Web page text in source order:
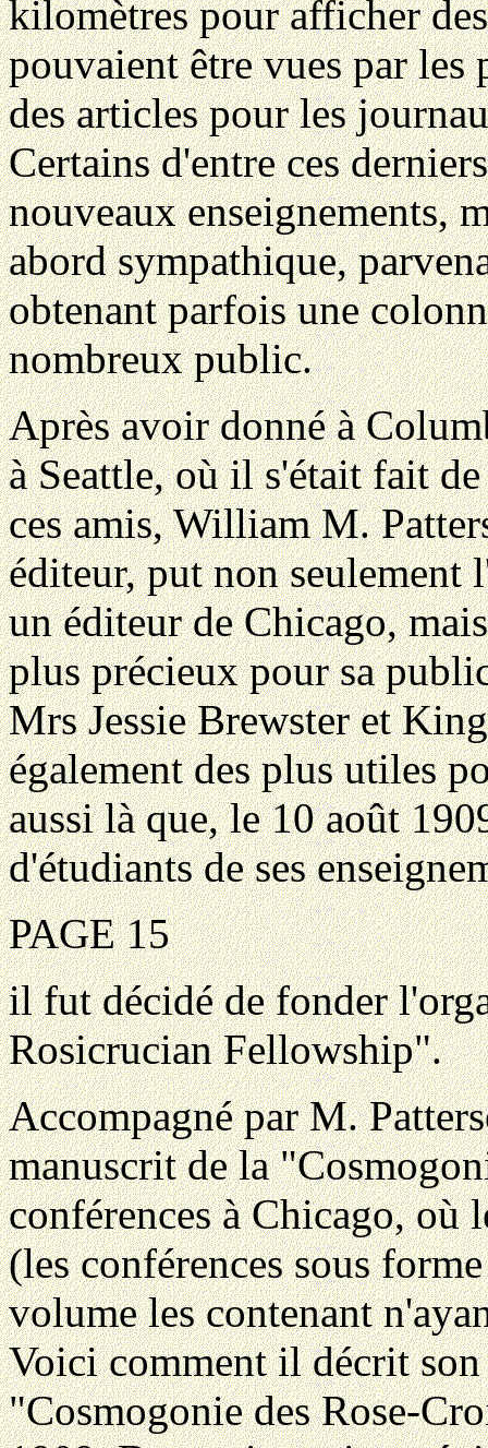
kilomètres pour afficher
pouvaient être vues par
des articles pour les
Certains d'entre ces
nouveaux enseignements,
abord sympathique,
obtenant parfois une
nombreux public.
Après avoir donné à
à Seattle, où il s'était fait
ces amis, William M.
éditeur, put non seulement
un éditeur de Chicago,
plus précieux pour sa
Mrs Jessie Brewster et
également des plus utiles
aussi là que, le 10 août
d'étudiants de ses
PAGE 15
il fut décidé de fonder
Rosicrucian Fellowship".
Accompagné par M.
manuscrit de la
conférences à Chicago,
(les conférences sous
volume les contenant
Voici comment il décrit
"Cosmogonie des Rose-